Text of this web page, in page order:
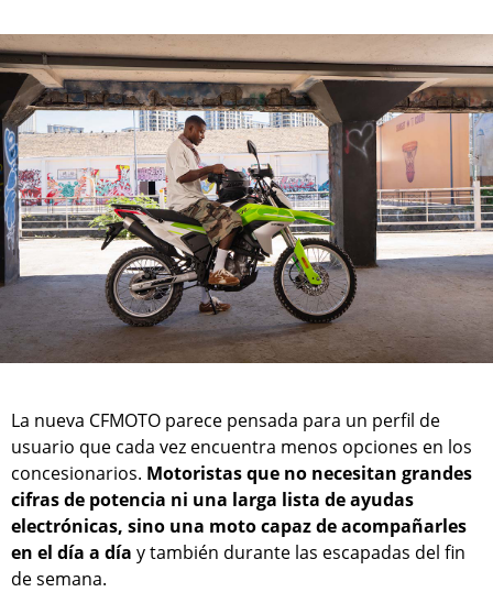
La nueva CFMOTO parece pensada para un perfil de
usuario que cada vez encuentra menos opciones en los
concesionarios. Motoristas que no necesitan grandes
cifras de potencia ni una larga lista de ayudas
electrónicas, sino una moto capaz de acompañarles
en el día a día y también durante las escapadas del fin
de semana.